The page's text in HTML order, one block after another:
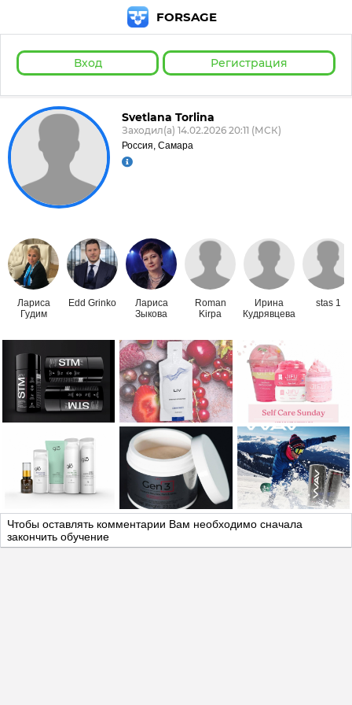
FORSAGE
Вход Регистрация
Svetlana Torlina
Заходил(а) 14.02.2026 20:11 (МСК)
Россия, Самара
Лариса
Гудим
Edd Grinko
Лариса
Зыкова
Roman
Kirpa
Ирина
Кудрявцева
stas 1
Чтобы оставлять комментарии Вам необходимо сначала
закончить обучение